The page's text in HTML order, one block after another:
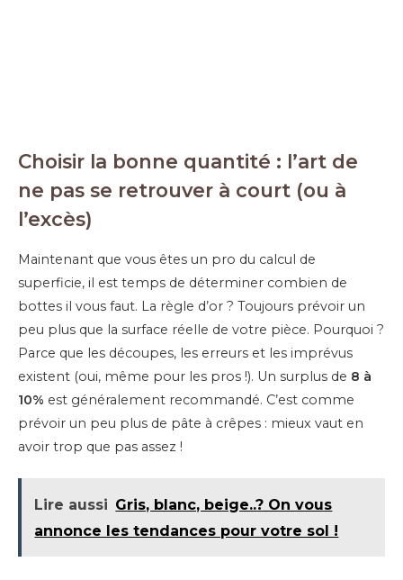
Choisir la bonne quantité : l’art de
ne pas se retrouver à court (ou à
l’excès)
Maintenant que vous êtes un pro du calcul de
superficie, il est temps de déterminer combien de
bottes il vous faut. La règle d’or ? Toujours prévoir un
peu plus que la surface réelle de votre pièce. Pourquoi ?
Parce que les découpes, les erreurs et les imprévus
existent (oui, même pour les pros !). Un surplus de 8 à
10% est généralement recommandé. C’est comme
prévoir un peu plus de pâte à crêpes : mieux vaut en
avoir trop que pas assez !
Lire aussi Gris, blanc, beige..? On vous
annonce les tendances pour votre sol !